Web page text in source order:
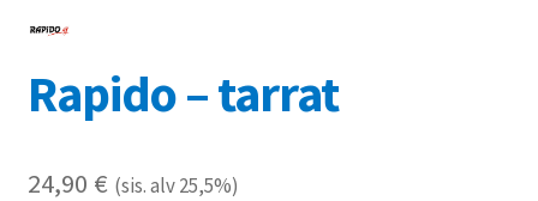
Toimitusehdot
Värikartta
Rapido – tarrat
24,90 € (sis. alv 25,5%)